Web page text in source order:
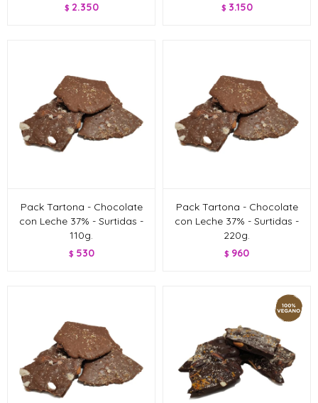
$ 2.350 $ 3.150
Pack Tartona - Chocolate
con Leche 37% - Surtidas -
110g.
$ 530
Pack Tartona - Chocolate
con Leche 37% - Surtidas -
220g.
$ 960